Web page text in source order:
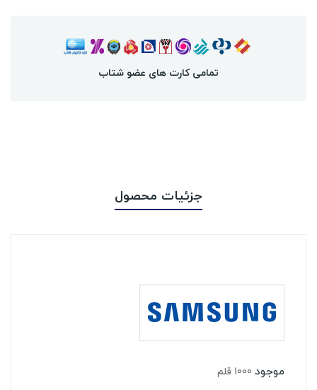
تمامی کارت های عضو شتاب
جزئیات محصول
موجود 1000 قلم